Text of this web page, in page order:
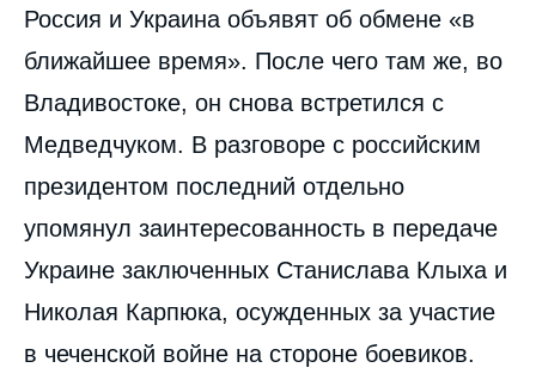
Россия и Украина объявят об обмене «в
ближайшее время». После чего там же, во
Владивостоке, он снова встретился с
Медведчуком. В разговоре с российским
президентом последний отдельно
упомянул заинтересованность в передаче
Украине заключенных Станислава Клыха и
Николая Карпюка, осужденных за участие
в чеченской войне на стороне боевиков.